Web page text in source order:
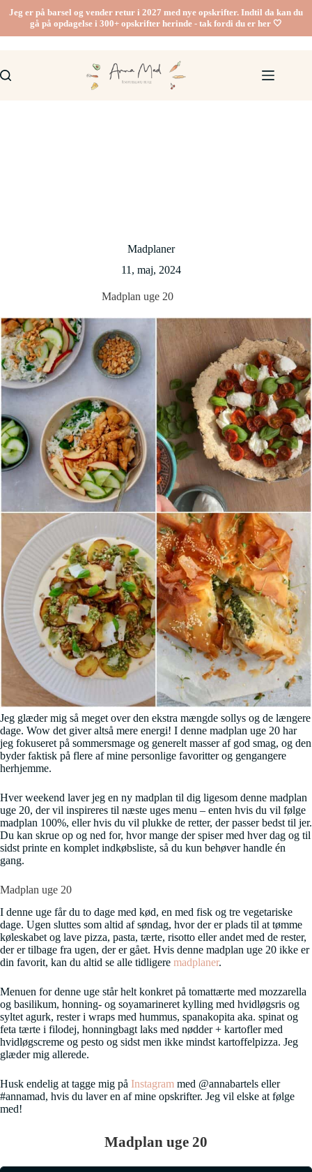
indhold
Jeg er på barsel og vender retur i 2027 med nye opskrifter. Indtil da kan du
gå på opdagelse i 300+ opskrifter herinde - tak fordi du er her 🤍
Madplaner
11, maj, 2024
Madplan uge 20
Jeg glæder mig så meget over den ekstra mængde sollys og de længere
dage. Wow det giver altså mere energi! I denne madplan uge 20 har
jeg fokuseret på sommersmage og generelt masser af god smag, og den
byder faktisk på flere af mine personlige favoritter og gengangere
herhjemme.
Hver weekend laver jeg en ny madplan til dig ligesom denne madplan
uge 20, der vil inspireres til næste uges menu – enten hvis du vil følge
madplan 100%, eller hvis du vil plukke de retter, der passer bedst til jer.
Du kan skrue op og ned for, hvor mange der spiser med hver dag og til
sidst printe en komplet indkøbsliste, så du kun behøver handle én
gang.
Madplan uge 20
I denne uge får du to dage med kød, en med fisk og tre vegetariske
dage. Ugen sluttes som altid af søndag, hvor der er plads til at tømme
køleskabet og lave pizza, pasta, tærte, risotto eller andet med de rester,
der er tilbage fra ugen, der er gået. Hvis denne madplan uge 20 ikke er
din favorit, kan du altid se alle tidligere madplaner.
Menuen for denne uge står helt konkret på tomattærte med mozzarella
og basilikum, honning- og soyamarineret kylling med hvidløgsris og
syltet agurk, rester i wraps med hummus, spanakopita aka. spinat og
feta tærte i filodej, honningbagt laks med nødder + kartofler med
hvidløgscreme og pesto og sidst men ikke mindst kartoffelpizza. Jeg
glæder mig allerede.
Husk endelig at tagge mig på Instagram med @annabartels eller
#annamad, hvis du laver en af mine opskrifter. Jeg vil elske at følge
med!
Madplan uge 20